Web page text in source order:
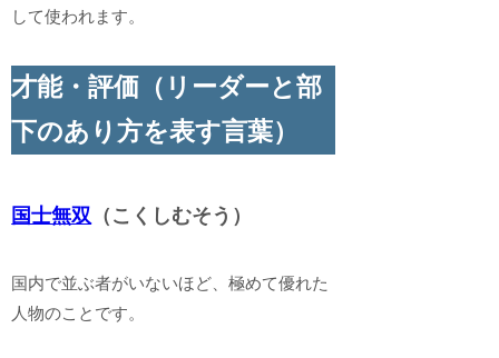
して使われます。
才能・評価（リーダーと部
下のあり方を表す言葉）
国士無双 （こくしむそう）
国内で並ぶ者がいないほど、極めて優れた
人物のことです。